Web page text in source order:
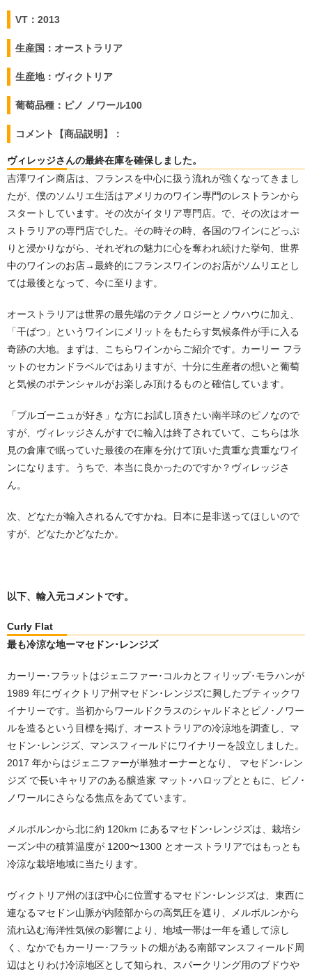
VT：2013
生産国：オーストラリア
生産地：ヴィクトリア
葡萄品種：ピノ ノワール100
コメント【商品説明】：
ヴィレッジさんの最終在庫を確保しました。
吉澤ワイン商店は、フランスを中心に扱う流れが強くなってきまし
たが、僕のソムリエ生活はアメリカのワイン専門のレストランから
スタートしています。その次がイタリア専門店。で、その次はオー
ストラリアの専門店でした。その時その時、各国のワインにどっぷ
りと浸かりながら、それぞれの魅力に心を奪われ続けた挙句、世界
中のワインのお店→最終的にフランスワインのお店がソムリエとし
ては最後となって、今に至ります。
オーストラリアは世界の最先端のテクノロジーとノウハウに加え、
「干ばつ」というワインにメリットをもたらす気候条件が手に入る
奇跡の大地。まずは、こちらワインからご紹介です。カーリー フラ
ットのセカンドラベルではありますが、十分に生産者の想いと葡萄
と気候のポテンシャルがお楽しみ頂けるものと確信しています。
「ブルゴーニュが好き」な方にお試し頂きたい南半球のピノなので
すが、ヴィレッジさんがすでに輸入は終了されていて、こちらは氷
見の倉庫で眠っていた最後の在庫を分けて頂いた貴重な貴重なワイ
ンになります。うちで、本当に良かったのですか？ヴィレッジさ
ん。
次、どなたが輸入されるんですかね。日本に是非送ってほしいので
すが、どなたかどなたか。
以下、輸入元コメントです。
Curly Flat
最も冷涼な地ーマセドン･レンジズ
カーリー･フラットはジェニファー･コルカとフィリップ･モラハンが
1989 年にヴィクトリア州マセドン･レンジズに興したブティックワ
イナリーです。当初からワールドクラスのシャルドネとピノ･ノワー
ルを造るという目標を掲げ、オーストラリアの冷涼地を調査し、マ
セドン･レンジズ、マンスフィールドにワイナリーを設⽴しました。
2017 年からはジェニファーが単独オーナーとなり、 マセドン･レン
ジズ で⻑いキャリアのある醸造家 マット･ハロップとともに、ピノ･
ノワールにさらなる焦点をあてています。
メルボルンから北に約 120km にあるマセドン･レンジズは、栽培シ
ーズン中の積算温度が 1200〜1300 とオーストラリアではもっとも
冷涼な栽培地域に当たります。
ヴィクトリア州のほぼ中心に位置するマセドン･レンジズは、東⻄に
連なるマセドン⼭脈が内陸部からの⾼気圧を遮り、メルボルンから
流れ込む海洋性気候の影響により、地域⼀帯は⼀年を通して涼し
く、なかでもカーリー･フラットの畑がある南部マンスフィールド周
辺はとりわけ冷涼地区として知られ、スパークリング用のブドウや